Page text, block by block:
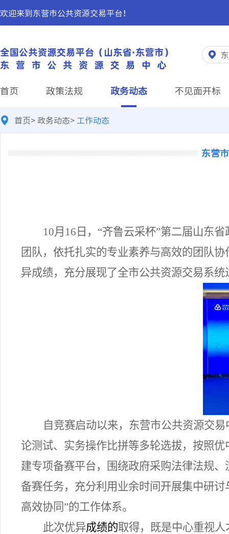
欢迎来到东营市公共资源交易平台！
首页 政策法规 政务动态 不见面开标
首页>政务动态>工作动态
东营
10月16 日， “齐鲁云采杯”第二届山东
团队 ，依托扎实的专业素养与高效的团队协
异成绩，充分展现了全市公共资源交易系统
自竞赛启动以来，东营市公共资源交
论测试、实务操作比拼等多轮选拔， 按照优
建专项备赛平台，围绕政府采购法律法规
备赛任务， 充分利用业余时间开展集中研讨
高效协同”的工作体系。
此次优异成绩的取得，既是中心重视